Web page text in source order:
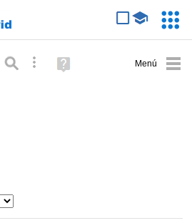
Búsqueda avanzada
Ayuda
(en